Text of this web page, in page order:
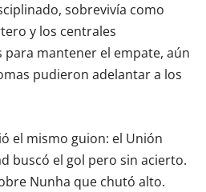
sobrevivía como
y los centrales
mantener el empate, aún
pudieron adelantar a los
el mismo guion: el Unión
buscó el gol pero sin acierto.
Nunha que chutó alto.